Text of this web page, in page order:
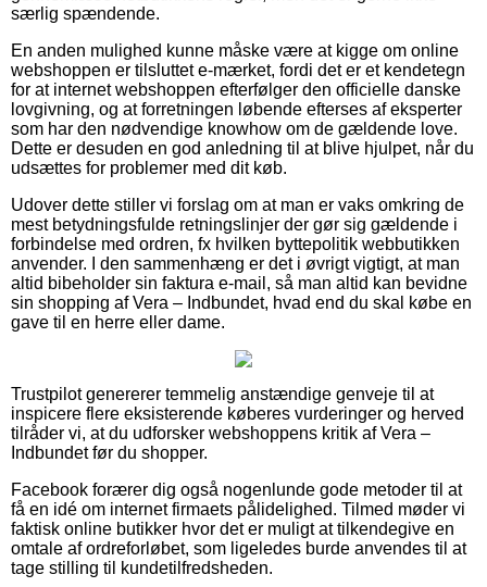
særlig spændende.
En anden mulighed kunne måske være at kigge om online
webshoppen er tilsluttet e-mærket, fordi det er et kendetegn
for at internet webshoppen efterfølger den officielle danske
lovgivning, og at forretningen løbende efterses af eksperter
som har den nødvendige knowhow om de gældende love.
Dette er desuden en god anledning til at blive hjulpet, når du
udsættes for problemer med dit køb.
Udover dette stiller vi forslag om at man er vaks omkring de
mest betydningsfulde retningslinjer der gør sig gældende i
forbindelse med ordren, fx hvilken byttepolitik webbutikken
anvender. I den sammenhæng er det i øvrigt vigtigt, at man
altid bibeholder sin faktura e-mail, så man altid kan bevidne
sin shopping af Vera – Indbundet, hvad end du skal købe en
gave til en herre eller dame.
Trustpilot genererer temmelig anstændige genveje til at
inspicere flere eksisterende køberes vurderinger og herved
tilråder vi, at du udforsker webshoppens kritik af Vera –
Indbundet før du shopper.
Facebook forærer dig også nogenlunde gode metoder til at
få en idé om internet firmaets pålidelighed. Tilmed møder vi
faktisk online butikker hvor det er muligt at tilkendegive en
omtale af ordreforløbet, som ligeledes burde anvendes til at
tage stilling til kundetilfredsheden.